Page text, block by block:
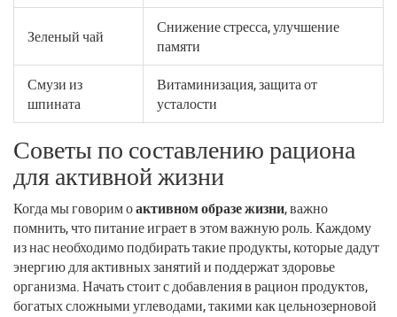
Зеленый чай
Снижение стресса, улучшение
памяти
Смузи из
шпината
Витаминизация, защита от
усталости
Советы по составлению рациона
для активной жизни
Когда мы говорим оактивном образе жизни, важно
помнить, что питание играет в этом важную роль. Каждому
из нас необходимо подбирать такие продукты, которые дадут
энергию для активных занятий и поддержат здоровье
организма. Начать стоит с добавления в рацион продуктов,
богатых сложными углеводами, такими как цельнозерновой